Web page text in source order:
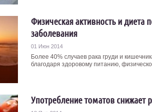
Физическая активность и диета
заболевания
01 Июн 2014
Более 40% случаев рака груди и
благодаря здоровому питанию,
Употребление томатов снижает